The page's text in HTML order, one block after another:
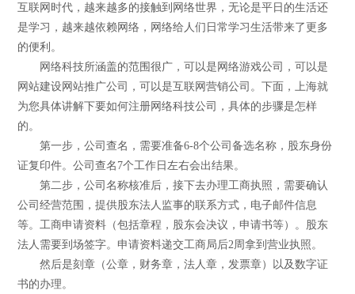
互联网时代，越来越多的接触到网络世界，无论是平日的生活还
是学习，越来越依赖网络，网络给人们日常学习生活带来了更多
的便利。
网络科技所涵盖的范围很广，可以是网络游戏公司，可以是
网站建设网站推广公司，可以是互联网营销公司。下面，上海就
为您具体讲解下要如何注册网络科技公司，具体的步骤是怎样
的。
第一步，公司查名，需要准备6-8个公司备选名称，股东身份
证复印件。公司查名7个工作日左右会出结果。
第二步，公司名称核准后，接下去办理工商执照，需要确认
公司经营范围，提供股东法人监事的联系方式，电子邮件信息
等。工商申请资料（包括章程，股东会决议，申请书等）。股东
法人需要到场签字。申请资料递交工商局后2周拿到营业执照。
然后是刻章（公章，财务章，法人章，发票章）以及数字证
书的办理。